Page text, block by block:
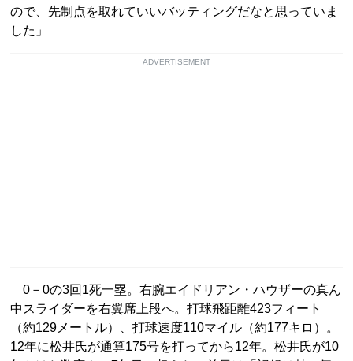
ので、先制点を取れていいバッティングだなと思っていま
した」
ADVERTISEMENT
0－0の3回1死一塁。右腕エイドリアン・ハウザーの真ん
中スライダーを右翼席上段へ。打球飛距離423フィート
（約129メートル）、打球速度110マイル（約177キロ）。
12年に松井氏が通算175号を打ってから12年。松井氏が10